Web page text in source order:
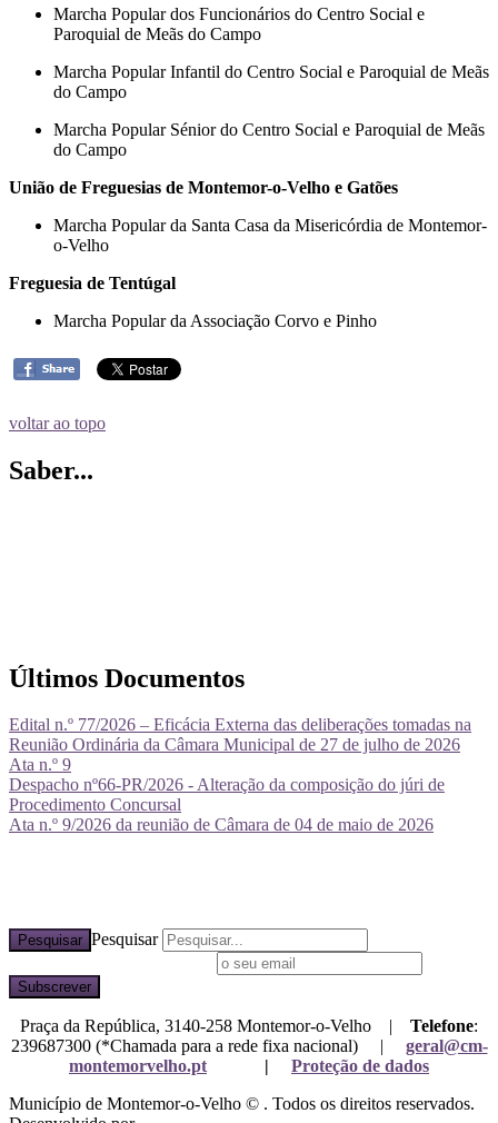
Marcha Popular dos Funcionários do Centro Social e
Paroquial de Meãs do Campo
Marcha Popular Infantil do Centro Social e Paroquial de Meãs
do Campo
Marcha Popular Sénior do Centro Social e Paroquial de Meãs
do Campo
União de Freguesias de Montemor-o-Velho e Gatões
Marcha Popular da Santa Casa da Misericórdia de Montemor-
o-Velho
Freguesia de Tentúgal
Marcha Popular da Associação Corvo e Pinho
voltar ao topo
Saber...
Últimos Documentos
Edital n.º 77/2026 – Eficácia Externa das deliberações tomadas na
Reunião Ordinária da Câmara Municipal de 27 de julho de 2026
Ata n.º 9
Despacho nº66-PR/2026 - Alteração da composição do júri de
Procedimento Concursal
Ata n.º 9/2026 da reunião de Câmara de 04 de maio de 2026
Pesquisar Pesquisar
Praça da República, 3140-258 Montemor-o-Velho | Telefone:
239687300 (*Chamada para a rede fixa nacional) | geral@cm-
montemorvelho.pt
| Proteção de dados
Município de Montemor-o-Velho © . Todos os direitos reservados.